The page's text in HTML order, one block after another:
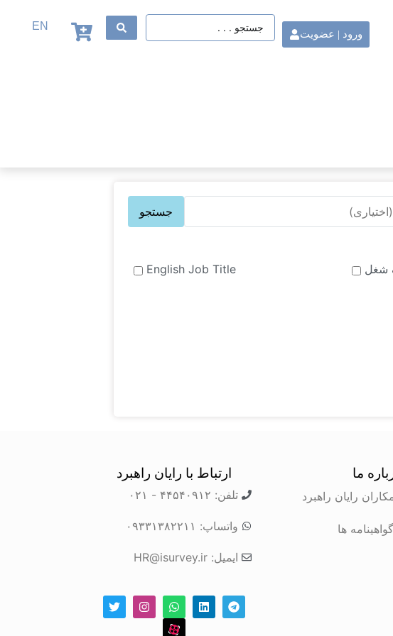
ورود | عضویت
EN
شغل English Job Title
ما
رایان راهبرد
ها
ارتباط با رایان راهبرد
تلفن: ۴۴۵۴۰۹۱۲ - ۰۲۱
واتساپ: ۰۹۳۳۱۳۸۲۲۱۱
ایمیل: HR@isurvey.ir